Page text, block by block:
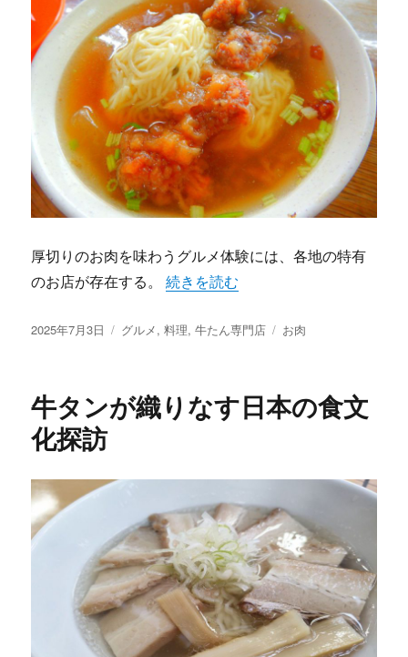
厚切りのお肉を味わうグルメ体験には、各地の特有
のお店が存在する。“肉厚と旨味の探究心を満たす牛た
続きを読む
投
2025年7月3日
カ
ー
グルメ,料理,牛たん専門店
タ
お肉
牛タンが織りなす日本の食文
化探訪